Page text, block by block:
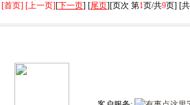
[首页] [上一页][下一页] [尾页][页次 第1页/共9页] [共